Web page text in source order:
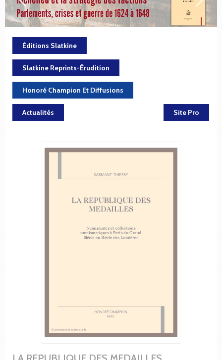
Éditions Slatkine
Slatkine Reprints-Érudition
Honoré Champion Et Diffusions
Actualités Site Pro